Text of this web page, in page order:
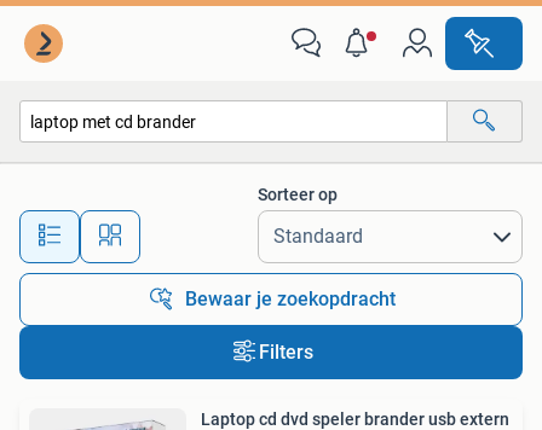
Alle afstanden…
Sorteer op
Bewaar je zoekopdracht
Filters
Laptop cd dvd speler brander usb extern